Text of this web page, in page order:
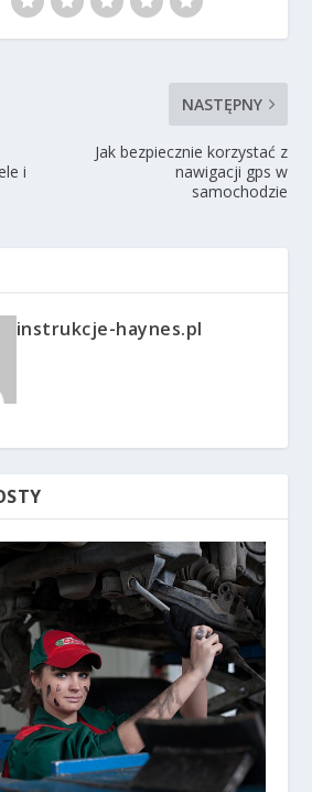
i
NASTĘPNY
Jak bezpiecznie korzystać z
nawigacji gps w
samochodzie
instrukcje-haynes.pl